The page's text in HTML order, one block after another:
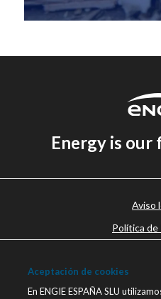
Energy is our
Aviso
Política de
Únete a
Aceptación de cookies
En ENGIE ESPAÑA SLU